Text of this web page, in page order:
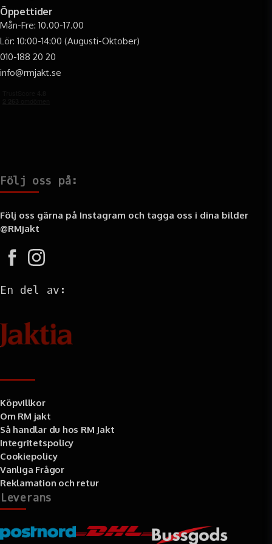
Öppettider
Mån-Fre: 10.00-17.00
Lör: 10:00-14:00 (Augusti-Oktober)
010-188 20 20
info@rmjakt.se
Följ oss på:
Följ oss gärna på Instagram och tagga oss i dina bilder
@RMjakt
En del av:
Köpvillkor
Om RM jakt
Så handlar du hos RM Jakt
Integritetspolicy
Cookiepolicy
Vanliga Frågor
Reklamation och retur
Leverans